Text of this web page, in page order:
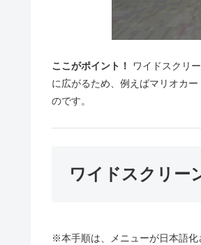
ここがポイント！
ワイドスクリ
に広がるため、例えばマリオカ
のです。
ワイドスクリー
※本手順は、メニューが日本語化